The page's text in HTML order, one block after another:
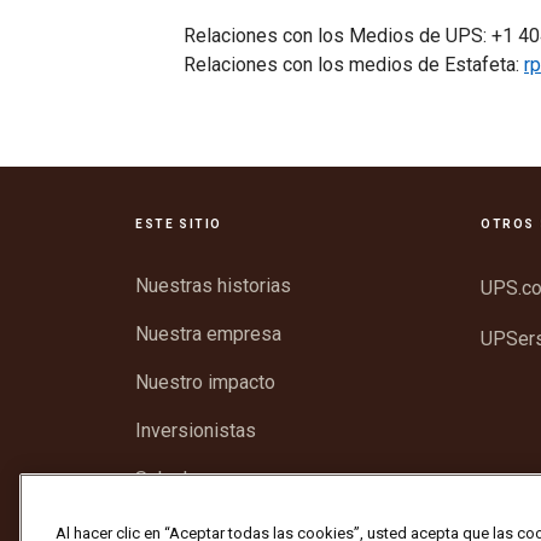
Relaciones con los Medios de UPS: +1
Relaciones con los medios de Estafeta:
ESTE SITIO
Nuestras historias
Nuestra empresa
Nuestro impacto
Inversionistas
Sala de prensa
Asistencia
OTROS
Al hacer clic en “Aceptar todas las cookies”, usted acepta que las